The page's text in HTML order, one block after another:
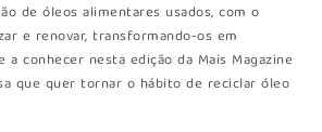
de óleos alimentares usados, com o
e renovar, transformando-os em
a conhecer nesta edição da Mais Magazine
que quer tornar o hábito de reciclar óleo